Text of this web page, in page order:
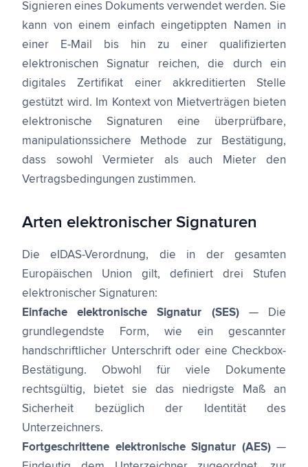
Signieren eines Dokuments verwendet werden. Sie
kann von einem einfach eingetippten Namen in
einer E-Mail bis hin zu einer qualifizierten
elektronischen Signatur reichen, die durch ein
digitales Zertifikat einer akkreditierten Stelle
gestützt wird. Im Kontext von Mietverträgen bieten
elektronische Signaturen eine überprüfbare,
manipulationssichere Methode zur Bestätigung,
dass sowohl Vermieter als auch Mieter den
Vertragsbedingungen zustimmen.
Arten elektronischer Signaturen
Die eIDAS-Verordnung, die in der gesamten
Europäischen Union gilt, definiert drei Stufen
elektronischer Signaturen:
Einfache elektronische Signatur (SES)— Die
grundlegendste Form, wie ein gescannter
handschriftlicher Unterschrift oder eine Checkbox-
Bestätigung. Obwohl für viele Dokumente
rechtsgültig, bietet sie das niedrigste Maß an
Sicherheit bezüglich der Identität des
Unterzeichners.
Fortgeschrittene elektronische Signatur (AES)—